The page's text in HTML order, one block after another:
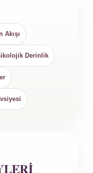
Akışı
Derinlik